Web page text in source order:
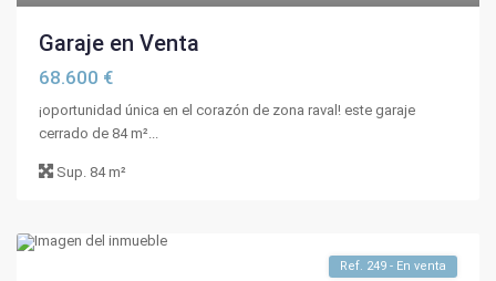
Garaje en Venta
68.600 €
¡oportunidad única en el corazón de zona raval! este garaje
cerrado de 84 m²...
Sup. 84 m²
Ref. 249 - En venta